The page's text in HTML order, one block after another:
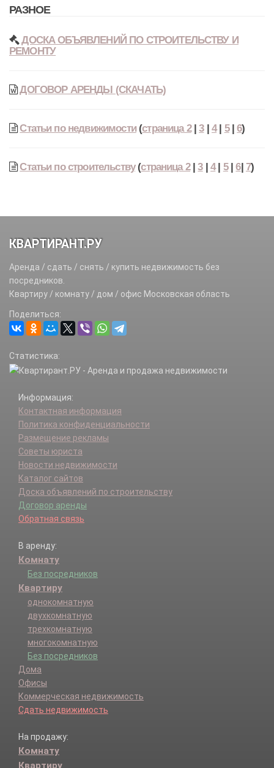
РАЗНОЕ
ДОСКА ОБЪЯВЛЕНИЙ ПО СТРОИТЕЛЬСТВУ И
РЕМОНТУ
ДОГОВОР АРЕНДЫ (СКАЧАТЬ)
Статьи по недвижимости(страница 2|3| 4| 5|6)
Статьи по строительству(страница 2|3|4| 5|6| 7)
КВАРТИРАНТ.РУ
Аренда / сдать / снять / купить недвижимость без
посредников.
Квартиру / комнату / дом / офис Московская область
Поделиться:
Статистика:
Информация:
Контактная информация
Политика конфиденциальности
Размещение рекламы
Советы юриста
Новости недвижимости
Каталог сайтов
Доска объявлений по строительству
Договор аренды
Обратная связь
В аренду:
Комнату
Без посредников
Квартиру
однокомнатную
двухкомнатную
трехкомнатную
многокомнатную
Без посредников
Дома
Офисы
Коммерческая недвижимость
Сдать недвижимость
На продажу:
Комнату
Квартиру